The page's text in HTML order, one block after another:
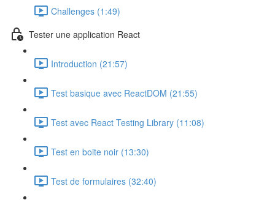
Challenges (1:49)
Tester une application React
Introduction (21:57)
Test basique avec ReactDOM (21:55)
Test avec React Testing Library (11:08)
Test en boite noir (13:30)
Test de formulaires (32:40)